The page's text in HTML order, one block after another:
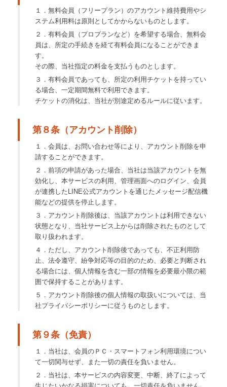
１．無料会員（フリープラン）のアカウント維持費用やシ
ステム利用料は原則としてかからないものとします。
２．有料会員（プロプランなど）を希望する場合、無料会
員は、所定の手続きを経て有料会員になることができま
す。
その際、当社指定の料金を支払うものとします。
３．有料会員であっても、所定の利用チケットを持ってい
る場合、一定期間無料で利用できます。
チケットの消化は、当社が別途定めるルールに従います。
第８条（アカウント削除）
１．会員は、お問い合わせ等により、アカウント削除を申
請することができます。
２．前項の申請があった場合、当社は当該アカウントを無
効化し、本サービスの利用、管理画面へのログイン、会員
が連携したLINE公式アカウントを通じたメッセージ配信機
能などの提供を停止します。
３．アカウント削除後は、当該アカウントは利用できない
状態となり、当社サービス上からは削除されたものとして
取り扱われます。
４．ただし、アカウント削除後であっても、不正利用防
止、法令遵守、紛争対応等の目的のため、必要と判断され
る場合には、個人情報を含む一部の情報を必要最小限の範
囲で保持することがあります。
５．アカウント削除後の個人情報の取扱いについては、当
社プライバシーポリシーに従うものとします。
第９条（免責）
１．当社は、会員のＰＣ・スマートフォン利用環境につい
て一切関与せず、また一切の責任を負いません。
２．当社は、本サービスの内容変更、中断、終了によって